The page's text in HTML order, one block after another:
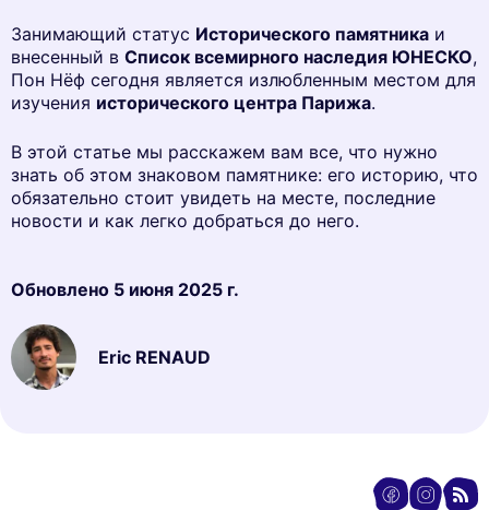
Занимающий статус Исторического памятника и
внесенный в Список всемирного наследия ЮНЕСКО,
Пон Нёф сегодня является излюбленным местом для
изучения исторического центра Парижа.
В этой статье мы расскажем вам все, что нужно
знать об этом знаковом памятнике: его историю, что
обязательно стоит увидеть на месте, последние
новости и как легко добраться до него.
Обновлено 5 июня 2025 г.
Eric RENAUD